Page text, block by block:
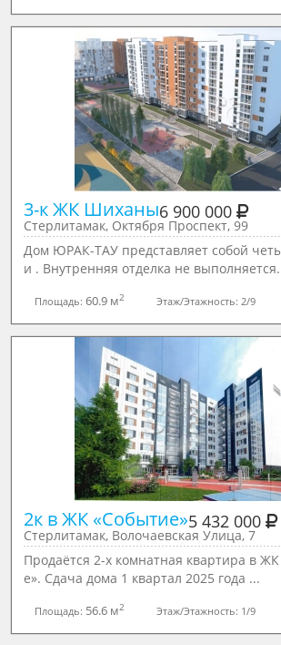
3-к ЖК Шиханы6 900 000
Стерлитамак, Октября Проспект, 99
Дом ЮРАК-ТАУ представляет собой
и . Внутренняя отделка не
Площадь:60.9 м2 Этаж/Этажность: 2/9
2к в ЖК «Событие»5 432 000
Стерлитамак, Волочаевская Улица, 7
Продаётся 2-х комнатная квартира в
е». Сдача дома 1 квартал 2025 года ...
Площадь: 56.6 м2 Этаж/Этажность: 1/9